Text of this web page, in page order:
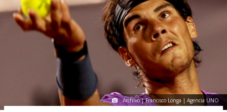
Archivo | Francisco Longa | Agencia UNO